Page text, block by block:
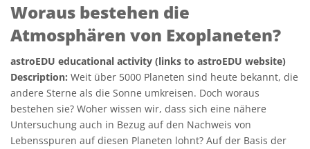
Woraus bestehen die
Atmosphären von Exoplaneten?
astroEDU educational activity (links to astroEDU website)
Description: Weit über 5000 Planeten sind heute bekannt, die
andere Sterne als die Sonne umkreisen. Doch woraus
bestehen sie? Woher wissen wir, dass sich eine nähere
Untersuchung auch in Bezug auf den Nachweis von
Lebensspuren auf diesen Planeten lohnt? Auf der Basis der